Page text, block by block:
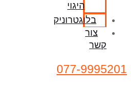
היגוי
בלוגטרוניק
צור
קשר
077-9995201